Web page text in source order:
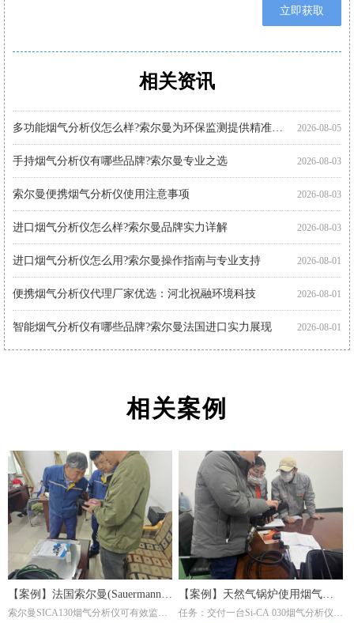
立即获取
相关资讯
2026-08-05
2026-08-03
手持烟气分析仪有哪些品牌?索尔曼专业之选
2026-08-03
索尔曼便携烟气分析仪使用注意事项
2026-08-03
进口烟气分析仪怎么样?索尔曼品牌实力详解
2026-08-01
进口烟气分析仪怎么用?索尔曼操作指南与专业支持
2026-08-01
便携烟气分析仪代理厂家优选：河北祝融环境科技
2026-08-01
智能烟气分析仪有哪些品牌?索尔曼法国进口实力展现
进口烟气分析仪多少钱?推荐关注索尔曼进口品牌
手持式烟气分析仪哪个好?索尔曼品牌成行业优选
智能烟气分析仪哪个好?索尔曼以专业实力给出答案
索尔曼烟气分析仪使用步骤详解，专业操作指南看这里
烟气分析仪怎么选?进口仪器选购要点科普
手持烟气分析仪厂家代理推荐：索尔曼与河北祝融环境
多功能烟气分析仪使用注意事项：操作指南
便携式烟气分析仪品牌推荐：索尔曼监测新体验
烟气分析仪使用指南：索尔曼进口烟气分析仪操作流程
进口烟气分析仪哪家好?推荐法国索尔曼
相关案例
【案例】法国索尔曼(Sauermann)
烟气分析仪在钢厂的应用
索尔曼SICA130烟气分析仪可有效监测
【案例】天然气锅炉使用烟气分
析仪调节燃烧效率
任务：交付一台Si-CA 030烟气分析仪。